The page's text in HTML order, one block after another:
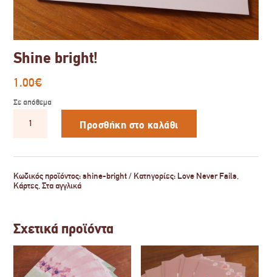
Shine bright!
1.00€
Σε απόθεμα
bright!
Προσθήκη στο καλάθι
Κωδικός προϊόντος:shine-bright Κατηγορίες: Love Never Fails,
Κάρτες,Στα αγγλικά
Σχετικά προϊόντα